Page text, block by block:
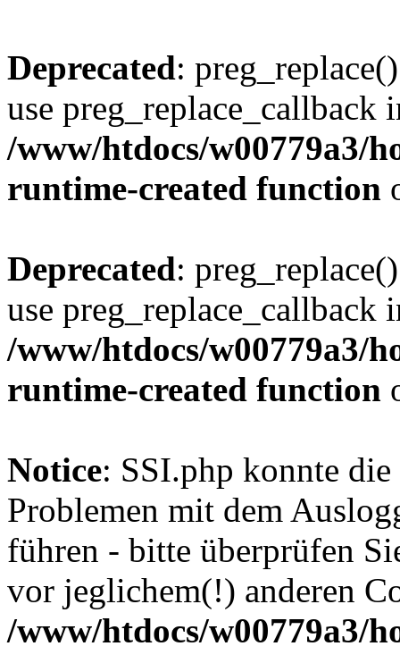
Deprecated:
use preg_replace_callback
/www/htdocs/w00779a3/
runtime-created function
Deprecated:
use preg_replace_callback
/www/htdocs/w00779a3/
runtime-created function
Notice: SSI.php konnte
Problemen mit dem
führen - bitte überprüfen
vor jeglichem(!) anderen
/www/htdocs/w00779a3/